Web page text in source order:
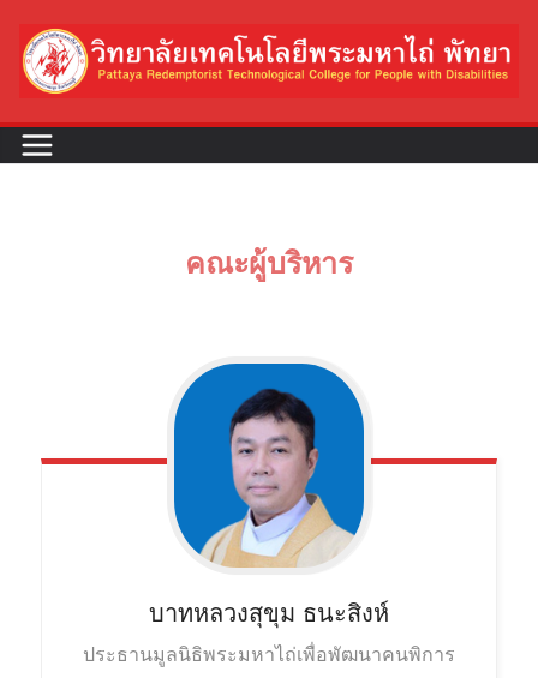
คณะผู้บริหาร
บาทหลวงสุขุม ธนะสิงห์
ประธานมูลนิธิพระมหาไถ่เพื่อพัฒนาคนพิการ